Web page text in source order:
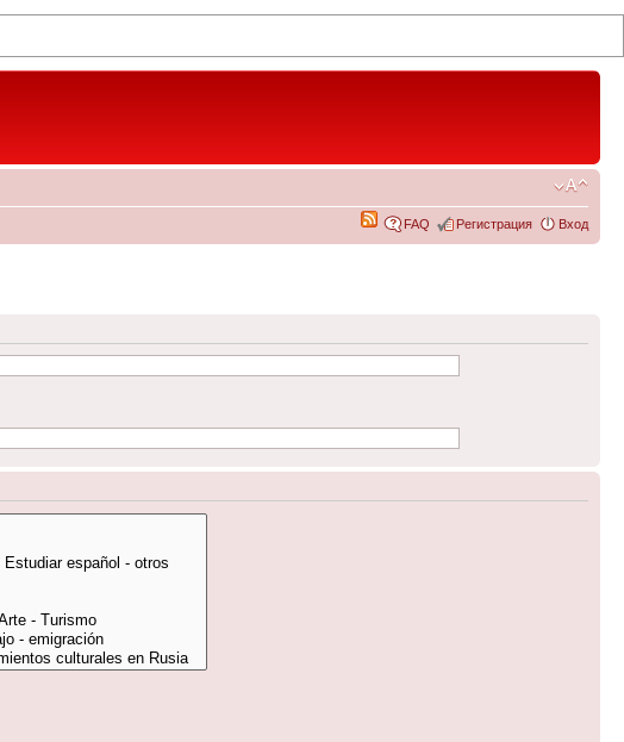
FAQ Регистрация Вход